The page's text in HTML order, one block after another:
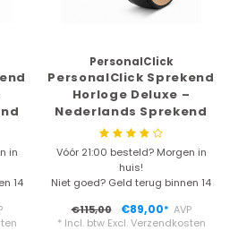
in het dagelijks
smartphone?
in
14
PersonalClick
PersonalClick Sprekend
Horloge Deluxe –
Nederlands Sprekend
Horloge voor
Slechtzienden & Blinden
– Spreekt Tijd en Datum
– lederen Band – Zwart
Vóór 21:00 besteld? Morgen in
huis!
Niet goed? Geld terug binnen 14
€115,00
€89,00* AVP
* Incl. btw Excl.Verzendkosten